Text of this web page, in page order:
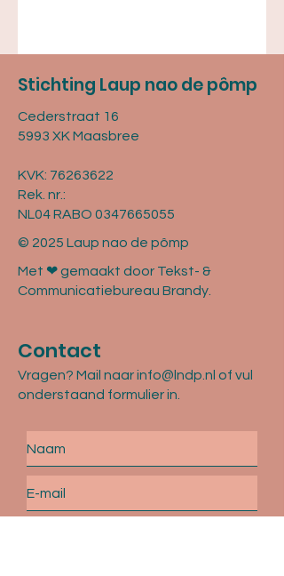
Stichting Laup nao de pômp
Cederstraat 16
5993 XK Maasbree
KVK: 76263622
Rek. nr.:
NL04 RABO 0347665055
© 2025 Laup nao de pômp
Met ❤ gemaakt door Tekst- &
Communicatiebureau Brandy.
Contact
Vragen? Mail naarinfo@lndp.nl of vul
onderstaand formulier in.